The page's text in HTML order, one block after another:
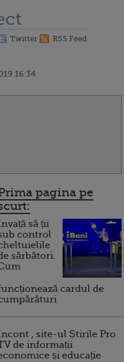
Twitter RSS Feed
16:34
pagina pe
să ții
control
sărbători.
cardul de
, site-ul Știrile Pro
de informații
și educație